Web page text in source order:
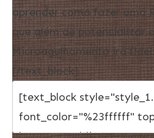
aprender como fazer uma
que além de potencializar
Microagulhamento irá
[/text_block]